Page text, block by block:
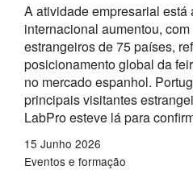
A atividade empresarial
internacional aumentou,
estrangeiros de 75 países,
posicionamento global da
no mercado espanhol.
principais visitantes
LabPro esteve lá para
15 Junho 2026
Eventos e formação